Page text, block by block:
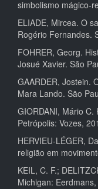
simbolismo mágico-
ELIADE, Mircea. O
Rogério Fernandes.
FOHRER, Georg.
Josué Xavier. São
GAARDER, Jostein.
Mara Lando. São
GIORDANI, Mário
Petrópolis: Vozes,
HERVIEU-LÉGER,
religião em
KEIL, C. F.;
Michigan: